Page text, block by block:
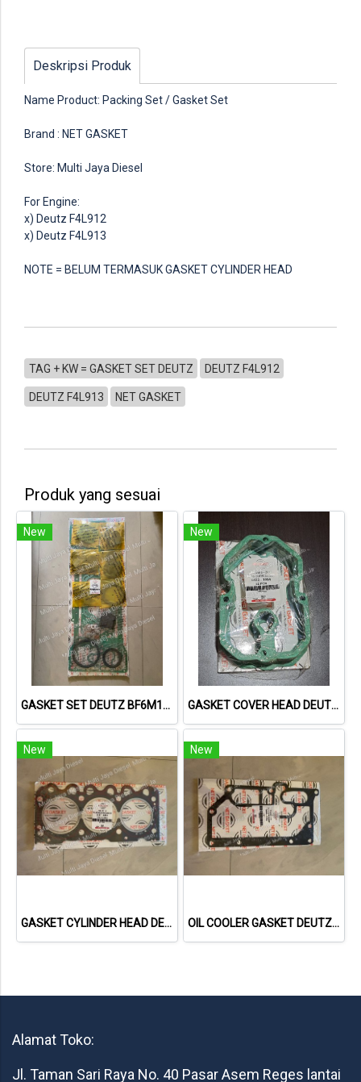
Deskripsi Produk
Name Product: Packing Set / Gasket Set
Brand : NET GASKET
Store: Multi Jaya Diesel
For Engine:
x) Deutz F4L912
x) Deutz F4L913
NOTE = BELUM TERMASUK GASKET CYLINDER HEAD
TAG + KW = GASKET SET DEUTZ DEUTZ F4L912
DEUTZ F4L913 NET GASKET
Produk yang sesuai
New
GASKET SET DEUTZ BF6M1013 VOLVO 722GE 02931737 013662402 NET GASKET
New
GASKET COVER HEAD DEUTZ 1015 04221064 04612890 713335800 NET GASKET
New
GASKET CYLINDER HEAD DEUTZ F3L1011F 04178855 04271263 613156010 NET GASKET
New
OIL COOLER GASKET DEUTZ TCD2013 04901716 20793728 NET GASKET
Alamat Toko:
Jl. Taman Sari Raya No. 40 Pasar Asem Reges lantai